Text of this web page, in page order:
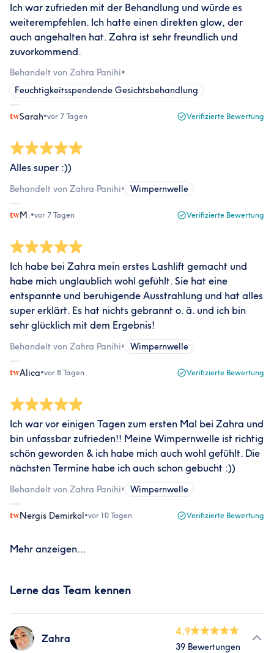
Ich war zufrieden mit der Behandlung und würde es
weiterempfehlen. Ich hatte einen direkten glow, der
auch angehalten hat. Zahra ist sehr freundlich und
zuvorkommend.
Behandelt von Zahra Panihi•
Feuchtigkeitsspendende Gesichtsbehandlung
Sarah•vor 7 Tagen Verifizierte Bewertung
Alles super :))
Behandelt von Zahra Panihi• Wimpernwelle
M. •vor 7 Tagen Verifizierte Bewertung
Ich habe bei Zahra mein erstes Lashlift gemacht und
habe mich unglaublich wohl gefühlt. Sie hat eine
entspannte und beruhigende Ausstrahlung und hat alles
super erklärt. Es hat nichts gebrannt o. ä. und ich bin
sehr glücklich mit dem Ergebnis!
Behandelt von Zahra Panihi• Wimpernwelle
Alica•vor 8 Tagen Verifizierte Bewertung
Ich war vor einigen Tagen zum ersten Mal bei Zahra und
bin unfassbar zufrieden!! Meine Wimpernwelle ist richtig
schön geworden & ich habe mich auch wohl gefühlt. Die
nächsten Termine habe ich auch schon gebucht :))
Behandelt von Zahra Panihi• Wimpernwelle
Nergis Demirkol•vor 10 Tagen Verifizierte Bewertung
Mehr anzeigen...
Lerne das Team kennen
Zahra
4.9
39 Bewertungen